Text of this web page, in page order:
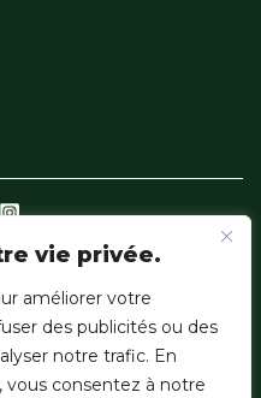
vie privée.
améliorer votre
des publicités ou des
notre trafic. En
vous consentez à notre